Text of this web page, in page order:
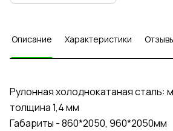
Описание Характеристики
Рулонная холоднокатаная сталь:
толщина 1,4 мм
Габариты - 860*2050, 960*2050мм